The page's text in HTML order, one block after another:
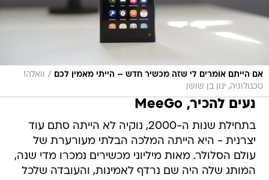
אם הייתם אומרים לי שזה מכשיר חדש – הייתי מאמין לכם /
וואלה!
טכנולוגיה, ינון בן שושן
נעים להכיר, MeeGo
בתחילת שנות ה-2000, נוקיה לא הייתה סתם עוד
יצרנית - היא הייתה המלכה הבלתי מעורערת של
עולם הסלולר. מאות מיליוני מכשירים נמכרו מדי שנה,
המותג שלה היה שם נרדף לאמינות, והעובדה שלכל